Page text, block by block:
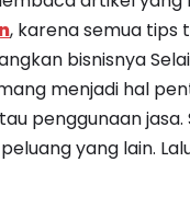
, karena semua tips
bisnisnya
menjadi hal
penggunaan
yang lain.